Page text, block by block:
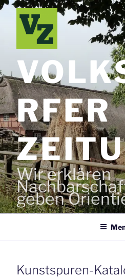
Zum
Inhalt
springen
RFER
Wir erklären
geben
Kunstspuren-